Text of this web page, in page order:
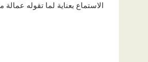
الاستماع بعناية لما تقوله